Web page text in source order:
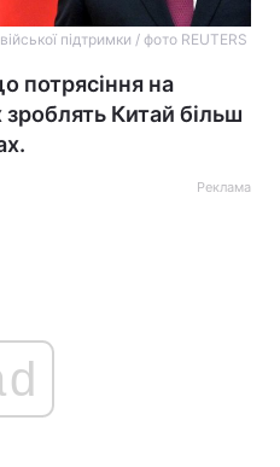
підтримки / фото REUTERS
потрясіння на
Китай більш
Реклама